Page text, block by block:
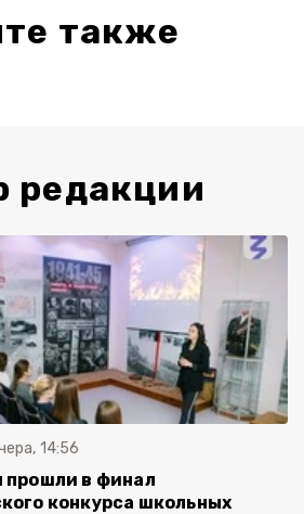
также
редакции
14:56
прошли в финал
конкурса школьных